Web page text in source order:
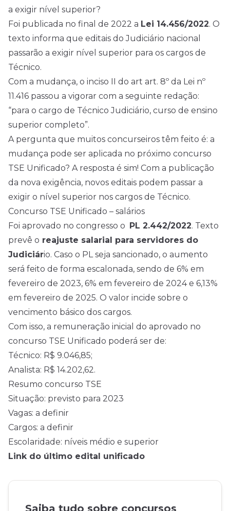
a exigir nível superior?
Foi publicada no final de 2022 a Lei 14.456/2022. O
texto informa que editais do Judiciário nacional
passarão a exigir nível superior para os cargos de
Técnico.
Com a mudança, o inciso II do art art. 8º da Lei nº
11.416 passou a vigorar com a seguinte redação:
“para o cargo de Técnico Judiciário, curso de ensino
superior completo”.
A pergunta que muitos concurseiros têm feito é: a
mudança pode ser aplicada no próximo concurso
TSE Unificado? A resposta é sim! Com a publicação
da nova exigência, novos editais podem passar a
exigir o nível superior nos cargos de Técnico.
Concurso TSE Unificado – salários
Foi aprovado no congresso o
PL 2.442/2022. Texto
prevê o reajuste salarial para servidores do
Judiciário. Caso o PL seja sancionado, o aumento
será feito de forma escalonada, sendo de 6% em
fevereiro de 2023, 6% em fevereiro de 2024 e 6,13%
em fevereiro de 2025. O valor incide sobre o
vencimento básico dos cargos.
Com isso, a remuneração inicial do aprovado no
concurso TSE Unificado poderá ser de:
Técnico: R$ 9.046,85;
Analista: R$ 14.202,62.
Resumo concurso TSE
Situação: previsto para 2023
Vagas: a definir
Cargos: a definir
Escolaridade: níveis médio e superior
Link do último edital unificado